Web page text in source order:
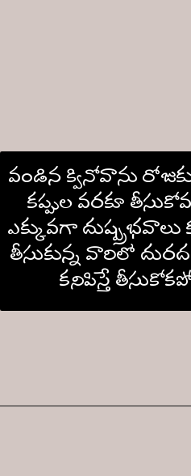
వండిన క్వినోవాను
కప్పుల వరకూ
ఎక్కువగా
తీసుకున్న వారిలో
కనిపిస్తే